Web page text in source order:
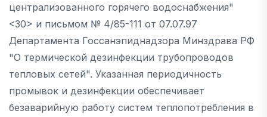
централизованного горячего водоснабжения"
<30> и письмом № 4/85-111 от 07.07.97
Департамента Госсанэпиднадзора Минздрава РФ
"О термической дезинфекции трубопроводов
тепловых сетей". Указанная периодичность
промывок и дезинфекции обеспечивает
безаварийную работу систем теплопотребления в